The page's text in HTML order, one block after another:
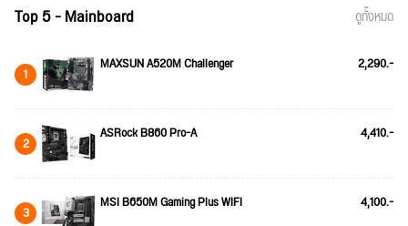
Top 5 - Mainboard ดูทั้งหมด
1 MAXSUN A520M Challenger 2,290.-
2 ASRock B860 Pro-A 4,410.-
3 MSI B650M Gaming Plus WIFI 4,100.-